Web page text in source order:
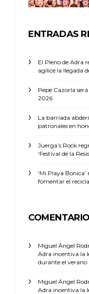
ENTRADAS
El Pleno de Adra
agilice la llegada
Pepe Cazorla
2026
La barriada
patronales en
Juerga’s Rock
‘Festival de la
‘Mi Playa
fomentar el
Miguel Ángel
Adra incentiva la
durante el verano
Miguel Ángel
Adra incentiva la